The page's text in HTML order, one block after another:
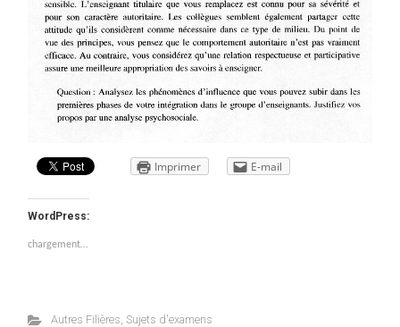
Imprimer E-mail
WordPress:
chargement…
Autres Filières Sujets d'examens